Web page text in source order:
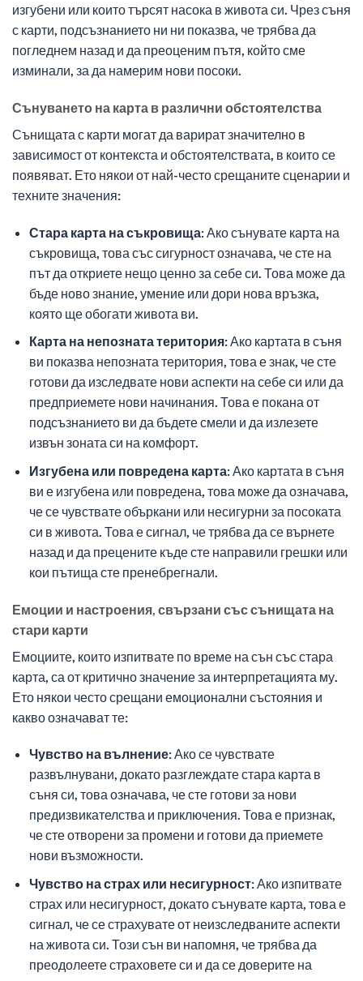
изгубени или които търсят насока в живота си. Чрез съня
с карти, подсъзнанието ни ни показва, че трябва да
погледнем назад и да преоценим пътя, който сме
изминали, за да намерим нови посоки.
Сънуването на карта в различни обстоятелства
Сънищата с карти могат да варират значително в
зависимост от контекста и обстоятелствата, в които се
появяват. Ето някои от най-често срещаните сценарии и
техните значения:
Стара карта на съкровища:Ако сънувате карта на
съкровища, това със сигурност означава, че сте на
път да откриете нещо ценно за себе си. Това може да
бъде ново знание, умение или дори нова връзка,
която ще обогати живота ви.
Карта на непозната територия:Ако картата в съня
ви показва непозната територия, това е знак, че сте
готови да изследвате нови аспекти на себе си или да
предприемете нови начинания. Това е покана от
подсъзнанието ви да бъдете смели и да излезете
извън зоната си на комфорт.
Изгубена или повредена карта:Ако картата в съня
ви е изгубена или повредена, това може да означава,
че се чувствате объркани или несигурни за посоката
си в живота. Това е сигнал, че трябва да се върнете
назад и да прецените къде сте направили грешки или
кои пътища сте пренебрегнали.
Емоции и настроения, свързани със сънищата на
стари карти
Емоциите, които изпитвате по време на сън със стара
карта, са от критично значение за интерпретацията му.
Ето някои често срещани емоционални състояния и
какво означават те:
Чувство на вълнение:Ако се чувствате
развълнувани, докато разглеждате стара карта в
съня си, това означава, че сте готови за нови
предизвикателства и приключения. Това е признак,
че сте отворени за промени и готови да приемете
нови възможности.
Чувство на страх или несигурност:Ако изпитвате
страх или несигурност, докато сънувате карта, това е
сигнал, че се страхувате от неизследваните аспекти
на живота си. Този сън ви напомня, че трябва да
преодолеете страховете си и да се доверите на